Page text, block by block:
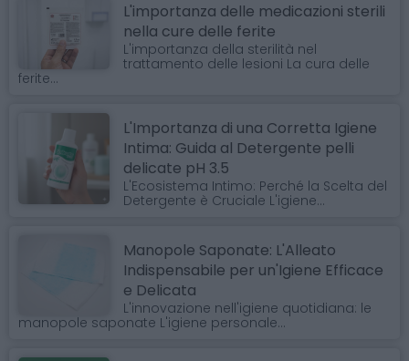
L'importanza delle medicazioni sterili
nella cure delle ferite
L'importanza della sterilità nel
trattamento delle lesioni La cura delle
ferite...
L'Importanza di una Corretta Igiene
Intima: Guida al Detergente pelli
delicate pH 3.5
L'Ecosistema Intimo: Perché la Scelta del
Detergente è Cruciale L'igiene...
Manopole Saponate: L'Alleato
Indispensabile per un'Igiene Efficace
e Delicata
L'innovazione nell'igiene quotidiana: le
manopole saponate L'igiene personale...